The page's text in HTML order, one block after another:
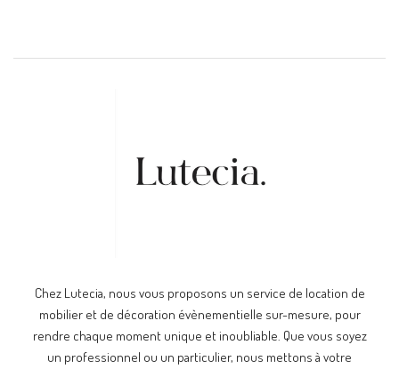
Chez Lutecia, nous vous proposons un service de location de
mobilier et de décoration évènementielle sur-mesure, pour
rendre chaque moment unique et inoubliable. Que vous soyez
un professionnel ou un particulier, nous mettons à votre